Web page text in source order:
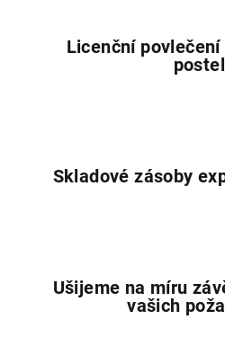
Licenční
Skladové zásoby
Ušijeme na míru
vašich